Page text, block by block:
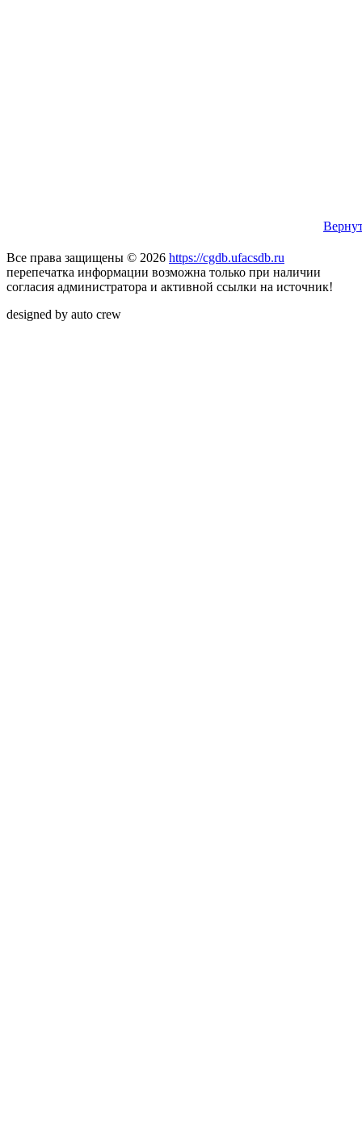
Все права защищены © 2026 https://cgdb.ufacsdb.ru
перепечатка информации возможна только при наличии
согласия администратора и активной ссылки на источник!
designed by auto crew